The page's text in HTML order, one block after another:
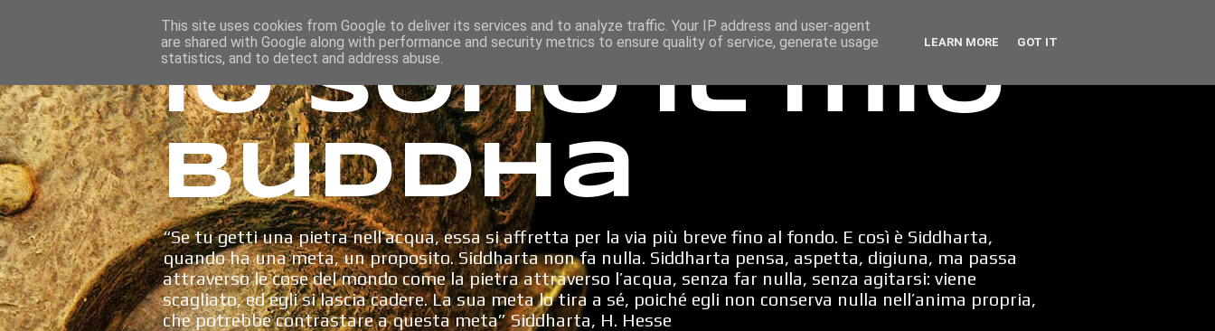
Io sono il mio
Buddha
“Se tu getti una pietra nell’acqua, essa si affretta per la via più breve fino al fondo. E così è Siddharta,
quando ha una meta, un proposito. Siddharta non fa nulla. Siddharta pensa, aspetta, digiuna, ma passa
attraverso le cose del mondo come la pietra attraverso l’acqua, senza far nulla, senza agitarsi: viene
scagliato, ed egli si lascia cadere. La sua meta lo tira a sé, poiché egli non conserva nulla nell’anima propria,
che potrebbe contrastare a questa meta” Siddharta, H. Hesse
This site uses cookies from Google to deliver its services and to analyze traffic. Your IP address and user-agent
are shared with Google along with performance and security metrics to ensure quality of service, generate usage
statistics, and to detect and address abuse.
LEARN MORE GOT IT